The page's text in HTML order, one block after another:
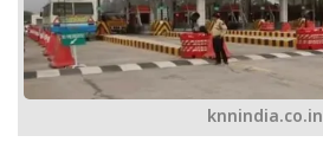
knnindia.co.in